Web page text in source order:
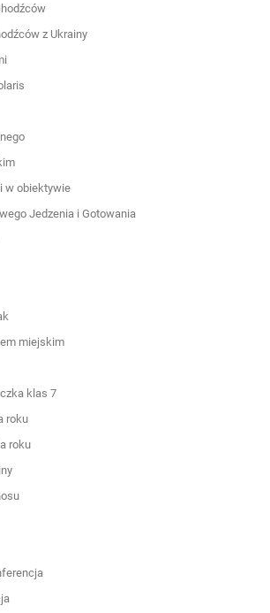
z Ukrainy
w obiektywie
Jedzenia i Gotowania
miejskim
klas 7
roku
roku